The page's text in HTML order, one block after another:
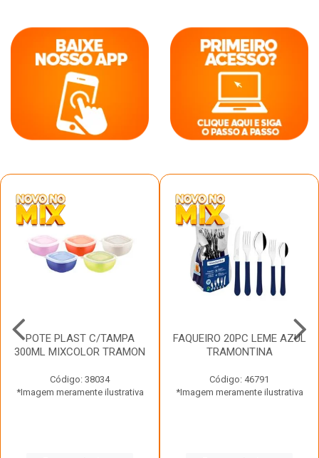
POTE PLAST C/TAMPA
300ML MIXCOLOR TRAMON
Código: 38034
*Imagem meramente ilustrativa
FAQUEIRO 20PC LEME AZUL
TRAMONTINA
Código: 46791
*Imagem meramente ilustrativa